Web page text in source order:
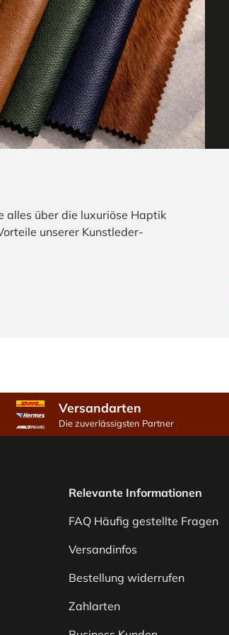
alles über die luxuriöse Haptik
unserer Kunstleder-
Versandarten
Die zuverlässigsten Partner
Relevante Informationen
FAQ Häufig gestellte Fragen
Versandinfos
Bestellung widerrufen
Zahlarten